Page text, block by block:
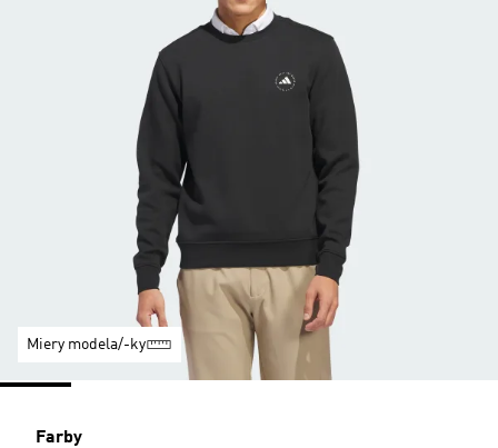
Miery modela/-ky
Farby